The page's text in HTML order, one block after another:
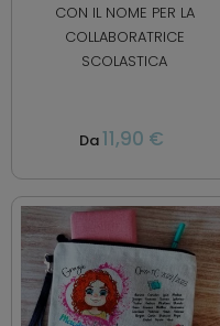
CON IL NOME PER LA
COLLABORATRICE
SCOLASTICA
Da11,90 €